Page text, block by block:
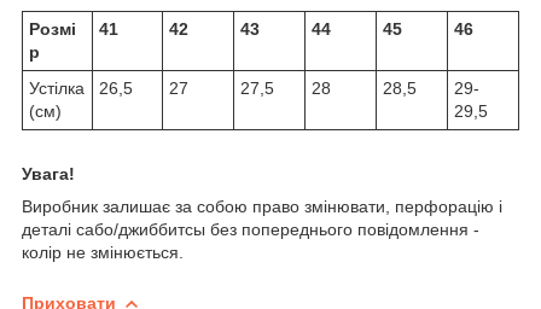
Розмі
р
41 42 43 44 45 46
Устілка
(см)
26,5 27 27,5 28 28,5
29-
29,5
Увага!
Виробник залишає за собою право змінювати, перфорацію і
деталі сабо/джиббитсы без попереднього повідомлення -
колір не змінюється.
Приховати